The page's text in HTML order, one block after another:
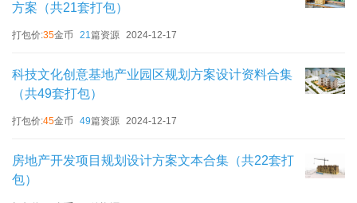
方案（共21套打包）
打包价:35金币 21篇资源 2024-12-17
科技文化创意基地产业园区规划方案设计资料合集
（共49套打包）
打包价:45金币 49篇资源 2024-12-17
房地产开发项目规划设计方案文本合集（共22套打
包）